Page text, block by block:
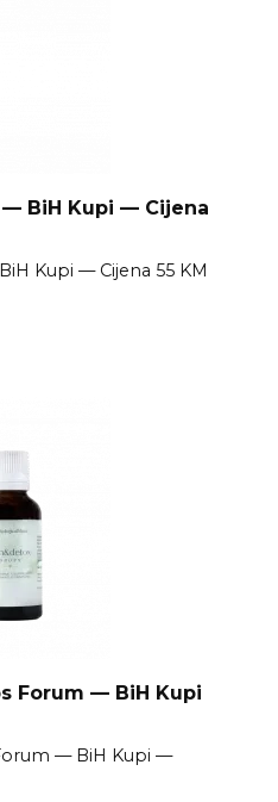
BiH Kupi — Cijena
Kupi — Cijena 55 KM
Forum — BiH Kupi
— BiH Kupi —